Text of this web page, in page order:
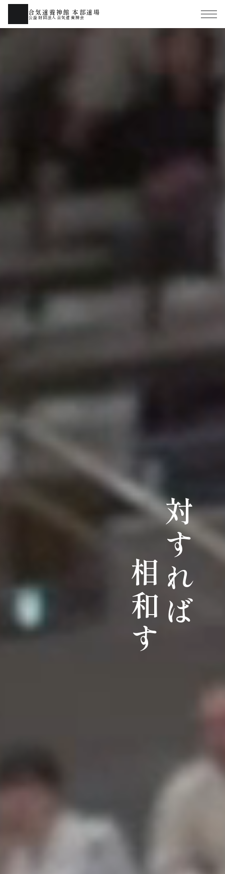
合気道養神館 本部道場
公益財団法人合気道養神会
対すれば
相和す